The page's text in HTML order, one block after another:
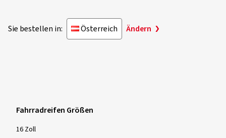
Sie bestellen in: Österreich Ändern
Fahrradreifen Größen
16 Zoll